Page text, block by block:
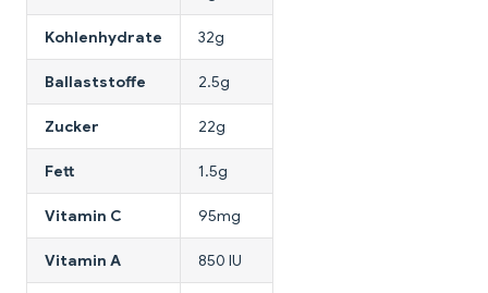
Kohlenhydrate 32g
Ballaststoffe 2.5g
Zucker 22g
Fett 1.5g
Vitamin C 95mg
Vitamin A 850 IU